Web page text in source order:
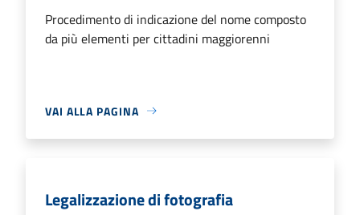
Procedimento di indicazione del nome composto
da più elementi per cittadini maggiorenni
VAI ALLA PAGINA
Legalizzazione di fotografia